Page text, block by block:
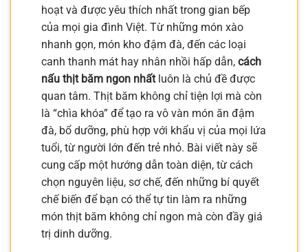
hoạt và được yêu thích nhất trong gian bếp
của mọi gia đình Việt. Từ những món xào
nhanh gọn, món kho đậm đà, đến các loại
canh thanh mát hay nhân nhồi hấp dẫn, cách
nấu thịt băm ngon nhấtluôn là chủ đề được
quan tâm. Thịt băm không chỉ tiện lợi mà còn
là “chìa khóa” để tạo ra vô vàn món ăn đậm
đà, bổ dưỡng, phù hợp với khẩu vị của mọi lứa
tuổi, từ người lớn đến trẻ nhỏ. Bài viết này sẽ
cung cấp một hướng dẫn toàn diện, từ cách
chọn nguyên liệu, sơ chế, đến những bí quyết
chế biến để bạn có thể tự tin làm ra những
món thịt băm không chỉ ngon mà còn đầy giá
trị dinh dưỡng.